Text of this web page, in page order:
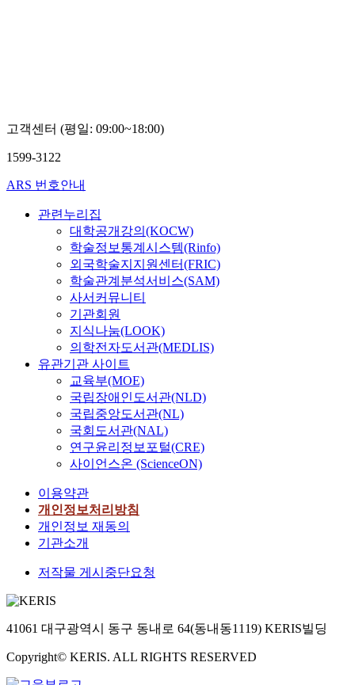
고객센터 (평일: 09:00~18:00)
1599-3122
ARS 번호안내
관련누리집
대학공개강의(KOCW)
학술정보통계시스템(Rinfo)
외국학술지지원센터(FRIC)
학술관계분석서비스(SAM)
사서커뮤니티
기관회원
지식나눔(LOOK)
의학전자도서관(MEDLIS)
유관기관 사이트
교육부(MOE)
국립장애인도서관(NLD)
국립중앙도서관(NL)
국회도서관(NAL)
연구윤리정보포털(CRE)
사이언스온 (ScienceON)
이용약관
개인정보처리방침
개인정보 재동의
기관소개
저작물 게시중단요청
41061 대구광역시 동구 동내로 64(동내동1119) KERIS빌딩
Copyright© KERIS. ALL RIGHTS RESERVED